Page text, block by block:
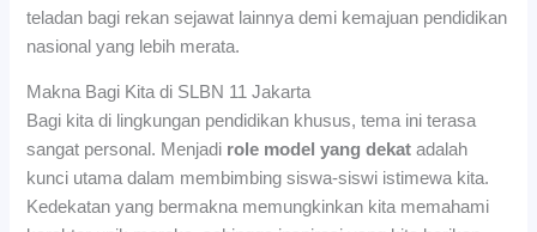
teladan bagi rekan sejawat lainnya demi kemajuan pendidikan
nasional yang lebih merata.
Makna Bagi Kita di SLBN 11 Jakarta
Bagi kita di lingkungan pendidikan khusus, tema ini terasa
sangat personal. Menjadi role model yang dekat adalah
kunci utama dalam membimbing siswa-siswi istimewa kita.
Kedekatan yang bermakna memungkinkan kita memahami